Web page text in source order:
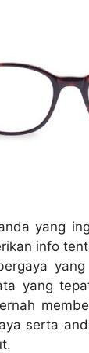
yang
info
yang
serta